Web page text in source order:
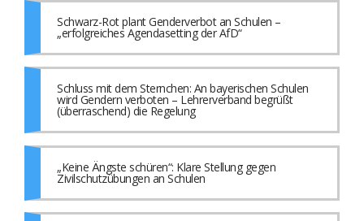
Schwarz-Rot plant Genderverbot an Schulen –
„erfolgreiches Agendasetting der AfD“
Schluss mit dem Sternchen: An bayerischen Schulen
wird Gendern verboten – Lehrerverband begrüßt
(überraschend) die Regelung
„Keine Ängste schüren“: Klare Stellung gegen
Zivilschutzübungen an Schulen